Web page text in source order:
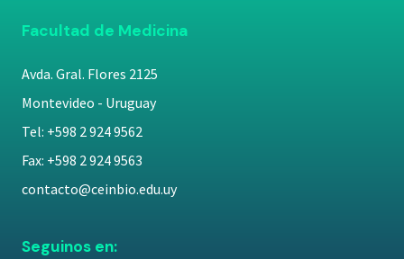
Facultad de Medicina
Avda. Gral. Flores 2125
Montevideo - Uruguay
Tel: +598 2 924 9562
Fax: +598 2 924 9563
contacto@ceinbio.edu.uy
Seguinos en: